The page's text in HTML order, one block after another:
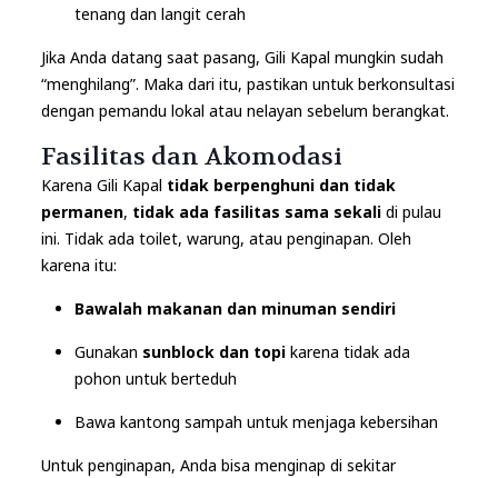
tenang dan langit cerah
Jika Anda datang saat pasang, Gili Kapal mungkin sudah
“menghilang”. Maka dari itu, pastikan untuk berkonsultasi
dengan pemandu lokal atau nelayan sebelum berangkat.
Fasilitas dan Akomodasi
Karena Gili Kapal tidak berpenghuni dan tidak
permanen, tidak ada fasilitas sama sekalidi pulau
ini. Tidak ada toilet, warung, atau penginapan. Oleh
karena itu:
Bawalah makanan dan minuman sendiri
Gunakan sunblock dan topikarena tidak ada
pohon untuk berteduh
Bawa kantong sampah untuk menjaga kebersihan
Untuk penginapan, Anda bisa menginap di sekitar